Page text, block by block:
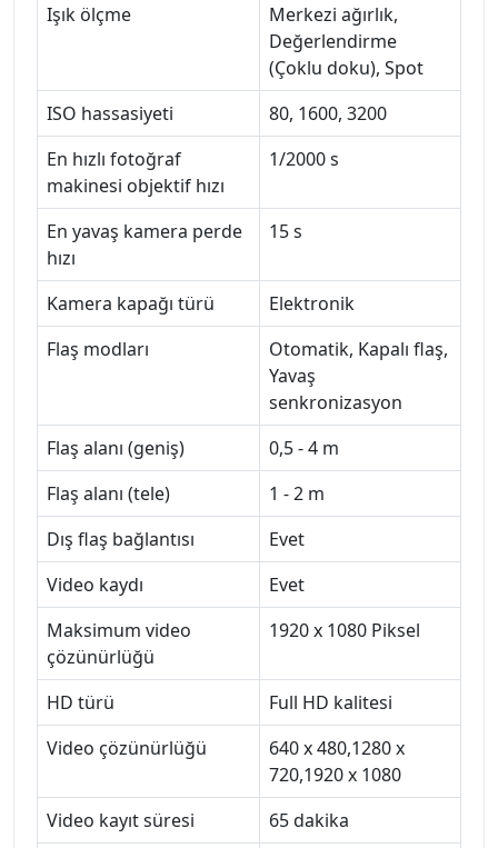
Işık ölçme
Merkezi ağırlık,
Değerlendirme
(Çoklu doku), Spot
ISO hassasiyeti
80, 1600, 3200
En hızlı fotoğraf
makinesi objektif hızı
1/2000 s
En yavaş kamera perde
hızı
15 s
Kamera kapağı türü
Elektronik
Flaş modları
Otomatik, Kapalı flaş,
Yavaş
senkronizasyon
Flaş alanı (geniş)
0,5 - 4 m
Flaş alanı (tele)
1 - 2 m
Dış flaş bağlantısı
Evet
Video kaydı
Evet
Maksimum video
çözünürlüğü
1920 x 1080 Piksel
HD türü
Full HD kalitesi
Video çözünürlüğü
640 x 480,1280 x
720,1920 x 1080
Video kayıt süresi
65 dakika